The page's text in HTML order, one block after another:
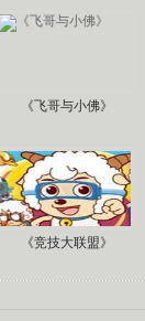
《飞哥与小佛》
《竞技大联盟》